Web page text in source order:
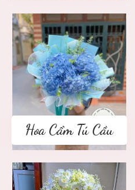
Hoa Cẩm Tú Cầu